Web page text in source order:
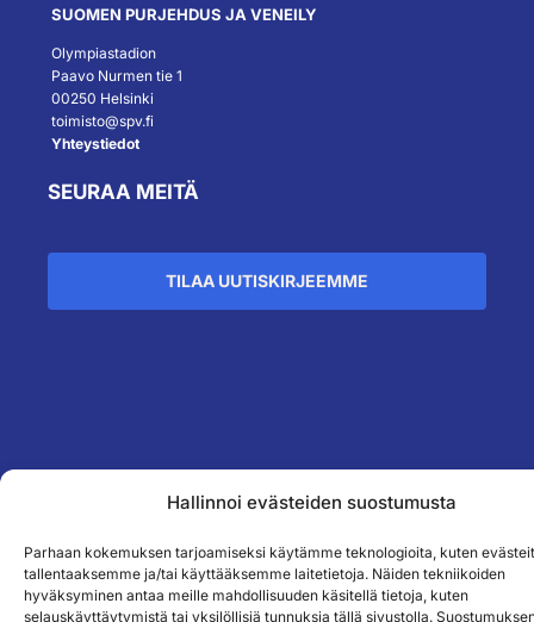
Hallinnoi evästeiden suostumusta
Parhaan kokemuksen tarjoamiseksi käytämme teknologioita, kuten
tallentaaksemme ja/tai käyttääksemme laitetietoja. Näiden tekniikoiden
hyväksyminen antaa meille mahdollisuuden käsitellä tietoja, kuten
selauskäyttäytymistä tai yksilöllisiä tunnuksia tällä sivustolla.
SUOMEN PURJEHDUS JA VENEILY
Olympiastadion
Paavo Nurmen tie 1
00250 Helsinki
toimisto@spv.fi
Yhteystiedot
SEURAA MEITÄ
TILAA UUTISKIRJEEMME